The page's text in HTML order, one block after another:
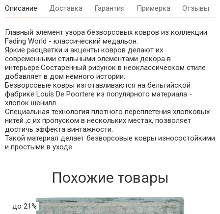
Описание Доставка Гарантия Примерка Отзывы
Главный элемент узора безворсовых ковров из коллекции
Fading World - классический медальон.
Яркие расцветки и акценты ковров делают их
современными стильными элементами декора в
интерьере.Состаренный рисунок в неоклассическом стиле
добавляет в дом немного истории.
Безворсовые ковры изготавливаются на бельгийской
фабрике Louis De Poortere из популярного материала -
хлопок шенилл.
Специальная технология плотного переплетения хлопковых
нитей ,с их пропуском в нескольких местах, позволяет
достичь эффекта винтажности.
Такой материал делает безворсовые ковры износостойкими
и простыми в уходе.
Похожие товары
до 21%